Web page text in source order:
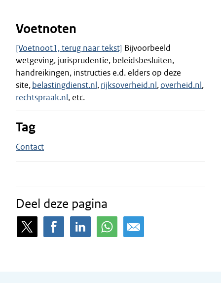
Voetnoten
[Voetnoot1, terug naar tekst] Bijvoorbeeld
wetgeving, jurisprudentie, beleidsbesluiten,
handreikingen, instructies e.d. elders op deze
site, belastingdienst.nl ,rijksoverheid.nl ,overheid.nl ,
rechtspraak.nl , etc.
Tag
Contact
Deel deze pagina